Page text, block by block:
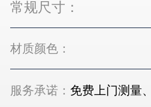
常规尺寸：
材质颜色：
服务承诺： 免费上门测量